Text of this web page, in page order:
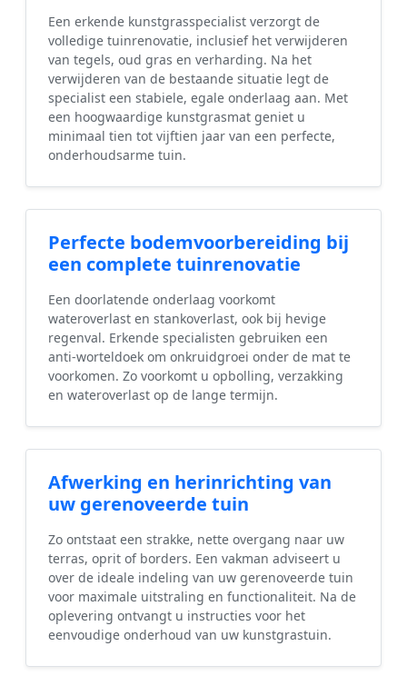
Een erkende kunstgrasspecialist verzorgt de
volledige tuinrenovatie, inclusief het verwijderen
van tegels, oud gras en verharding. Na het
verwijderen van de bestaande situatie legt de
specialist een stabiele, egale onderlaag aan. Met
een hoogwaardige kunstgrasmat geniet u
minimaal tien tot vijftien jaar van een perfecte,
onderhoudsarme tuin.
Perfecte bodemvoorbereiding bij
een complete tuinrenovatie
Een doorlatende onderlaag voorkomt
wateroverlast en stankoverlast, ook bij hevige
regenval. Erkende specialisten gebruiken een
anti-worteldoek om onkruidgroei onder de mat te
voorkomen. Zo voorkomt u opbolling, verzakking
en wateroverlast op de lange termijn.
Afwerking en herinrichting van
uw gerenoveerde tuin
Zo ontstaat een strakke, nette overgang naar uw
terras, oprit of borders. Een vakman adviseert u
over de ideale indeling van uw gerenoveerde tuin
voor maximale uitstraling en functionaliteit. Na de
oplevering ontvangt u instructies voor het
eenvoudige onderhoud van uw kunstgrastuin.